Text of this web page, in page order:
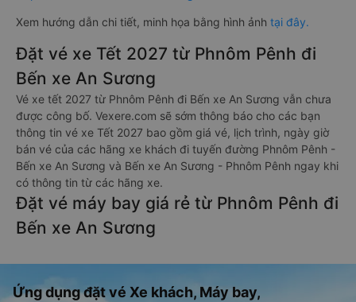
Xem hướng dẫn chi tiết, minh họa bằng hình ảnh tại đây.
Đặt vé xe Tết 2027 từ Phnôm Pênh đi
Bến xe An Sương
Vé xe tết 2027 từ Phnôm Pênh đi Bến xe An Sương vẫn chưa
được công bố. Vexere.com sẽ sớm thông báo cho các bạn
thông tin vé xe Tết 2027 bao gồm giá vé, lịch trình, ngày giờ
bán vé của các hãng xe khách đi tuyến đường Phnôm Pênh -
Bến xe An Sương và Bến xe An Sương - Phnôm Pênh ngay khi
có thông tin từ các hãng xe.
Đặt vé máy bay giá rẻ từ Phnôm Pênh đi
Bến xe An Sương
Ứng dụng đặt vé Xe khách, Máy bay,